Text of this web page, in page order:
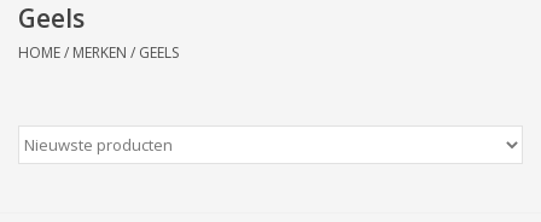
Wonen/koken/huishouden
Wenskaarten
Geels
HOME/ MERKEN / GEELS